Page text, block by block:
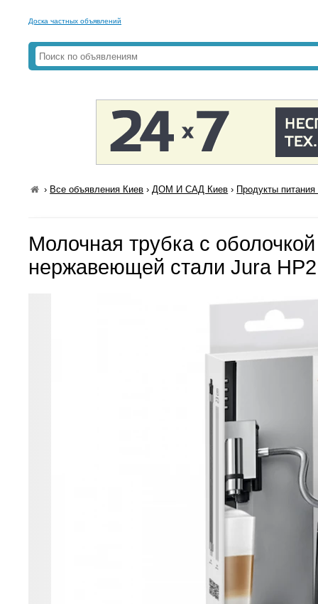
Доска частных объявлений
› Все объявления Киев ›ДОМ И САД Киев › Продукты
Молочная трубка с
нержавеющей стали Jura HP2